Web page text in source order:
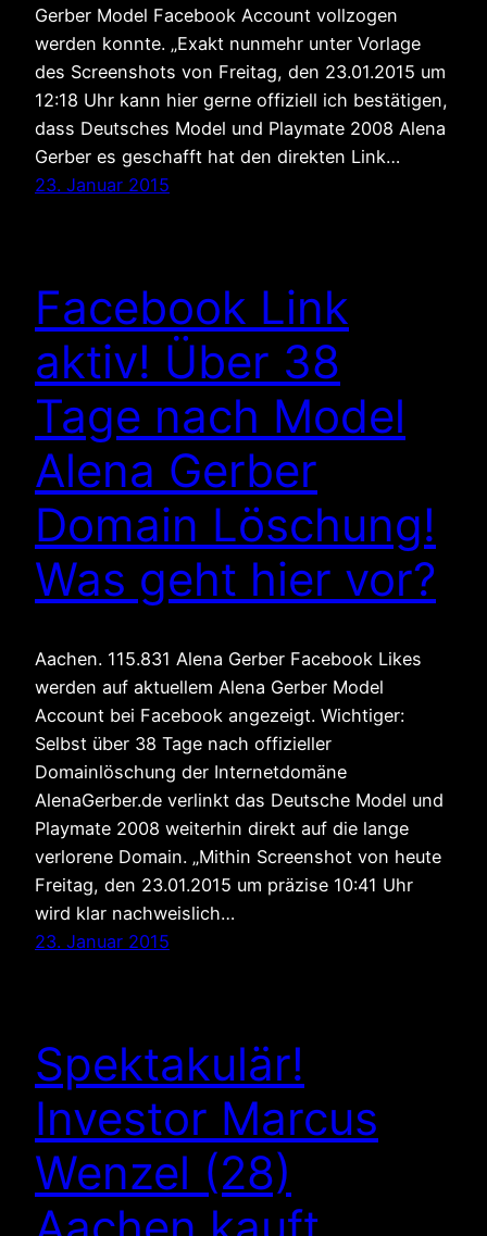
Gerber Model Facebook Account vollzogen
werden konnte. „Exakt nunmehr unter Vorlage
des Screenshots von Freitag, den 23.01.2015 um
12:18 Uhr kann hier gerne offiziell ich bestätigen,
dass Deutsches Model und Playmate 2008 Alena
Gerber es geschafft hat den direkten Link…
23. Januar 2015
Facebook Link
aktiv! Über 38
Tage nach Model
Alena Gerber
Domain Löschung!
Was geht hier vor?
Aachen. 115.831 Alena Gerber Facebook Likes
werden auf aktuellem Alena Gerber Model
Account bei Facebook angezeigt. Wichtiger:
Selbst über 38 Tage nach offizieller
Domainlöschung der Internetdomäne
AlenaGerber.de verlinkt das Deutsche Model und
Playmate 2008 weiterhin direkt auf die lange
verlorene Domain. „Mithin Screenshot von heute
Freitag, den 23.01.2015 um präzise 10:41 Uhr
wird klar nachweislich…
23. Januar 2015
Spektakulär!
Investor Marcus
Wenzel (28)